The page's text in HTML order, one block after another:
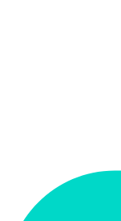
frontpage